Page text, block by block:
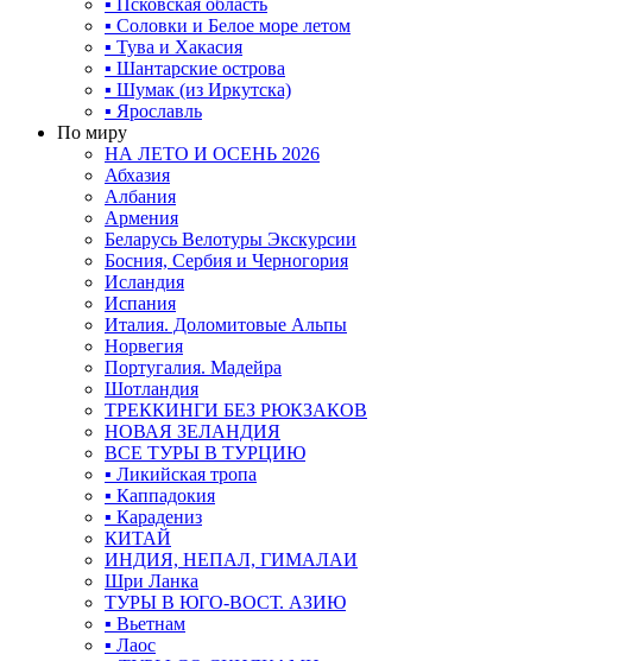
▪ Псковская область
▪ Соловки и Белое море летом
▪ Тува и Хакасия
▪ Шантарские острова
▪ Шумак (из Иркутска)
▪ Ярославль
По миру
НА ЛЕТО И ОСЕНЬ 2026
Абхазия
Албания
Армения
Беларусь Велотуры Экскурсии
Босния, Сербия и Черногория
Исландия
Испания
Италия. Доломитовые Альпы
Норвегия
Португалия. Мадейра
Шотландия
ТРЕККИНГИ БЕЗ РЮКЗАКОВ
НОВАЯ ЗЕЛАНДИЯ
ВСЕ ТУРЫ В ТУРЦИЮ
▪ Ликийская тропа
▪ Каппадокия
▪ Карадениз
КИТАЙ
ИНДИЯ, НЕПАЛ, ГИМАЛАИ
Шри Ланка
ТУРЫ В ЮГО-ВОСТ. АЗИЮ
▪ Вьетнам
▪ Лаос